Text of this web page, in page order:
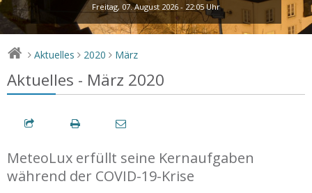
Freitag, 07. August 2026 - 22:05 Uhr
> Aktuelles > 2020 > März
Aktuelles - März 2020
MeteoLux erfüllt seine Kernaufgaben
während der COVID-19-Krise